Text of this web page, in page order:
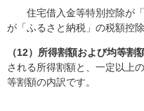
住宅借入金等特別控除が「
が「ふるさと納税」の税額控除
（12）所得割額および均等割
される所得割額と、一定以上
等割額の内訳です。